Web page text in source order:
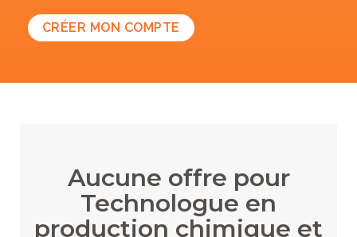
CRÉER MON COMPTE
Aucune offre pour
Technologue en
production chimique et